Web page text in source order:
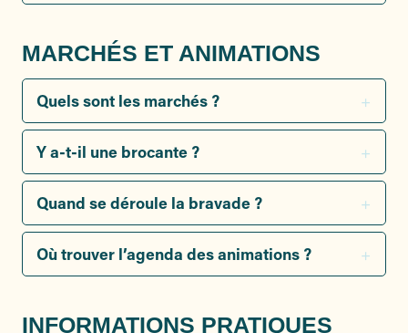
MARCHÉS ET ANIMATIONS
Quels sont les marchés ?
Y a-t-il une brocante ?
Quand se déroule la bravade ?
Où trouver l’agenda des animations ?
INFORMATIONS PRATIQUES